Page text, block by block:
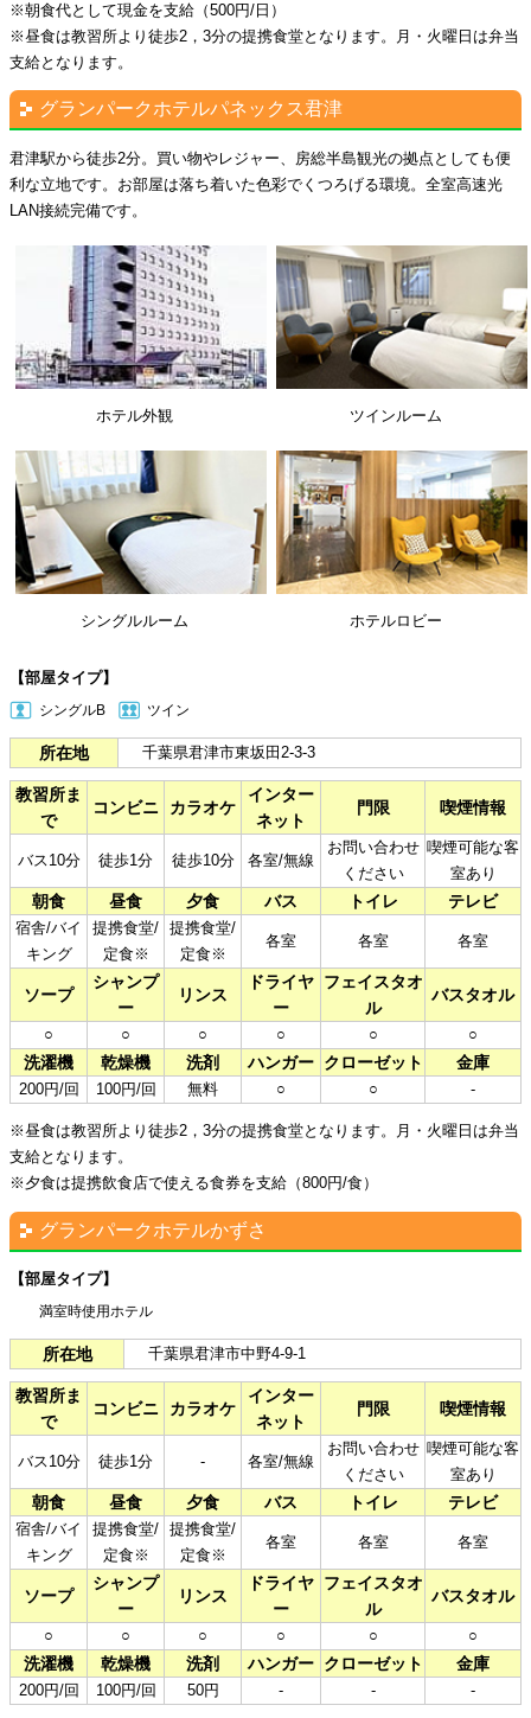
※朝食代として現金を支給（500円/日）
※昼食は教習所より徒歩2，3分の提携食堂となります。月・火曜日は弁当
支給となります。
グランパークホテルパネックス君津
君津駅から徒歩2分。買い物やレジャー、房総半島観光の拠点としても便
利な立地です。お部屋は落ち着いた色彩でくつろげる環境。全室高速光
LAN接続完備です。
ホテル外観 ツインルーム
シングルルーム ホテルロビー
【部屋タイプ】
シングルB
ツイン
所在地 千葉県君津市東坂田2-3-3
教習所ま
で
コンビニ カラオケ
インター
ネット
門限 喫煙情報
バス10分 徒歩1分 徒歩10分 各室/無線
お問い合わせ
ください
喫煙可能な客
室あり
朝食 昼食 夕食 バス トイレ テレビ
宿舎/バイ
キング
提携食堂/
定食※
提携食堂/
定食※
各室 各室 各室
ソープ
シャンプ
ー
リンス
ドライヤ
ー
フェイスタオ
ル
バスタオル
○ ○ ○ ○ ○ ○
洗濯機 乾燥機 洗剤 ハンガー クローゼット 金庫
200円/回 100円/回 無料 ○ ○ -
※昼食は教習所より徒歩2，3分の提携食堂となります。月・火曜日は弁当
支給となります。
※夕食は提携飲食店で使える食券を支給（800円/食）
グランパークホテルかずさ
【部屋タイプ】
満室時使用ホテル
所在地 千葉県君津市中野4-9-1
教習所ま
で
コンビニ カラオケ
インター
ネット
門限 喫煙情報
バス10分 徒歩1分 - 各室/無線
お問い合わせ
ください
喫煙可能な客
室あり
朝食 昼食 夕食 バス トイレ テレビ
宿舎/バイ
キング
提携食堂/
定食※
提携食堂/
定食※
各室 各室 各室
ソープ
シャンプ
ー
リンス
ドライヤ
ー
フェイスタオ
ル
バスタオル
○ ○ ○ ○ ○ ○
洗濯機 乾燥機 洗剤 ハンガー クローゼット 金庫
200円/回 100円/回 50円 - - -